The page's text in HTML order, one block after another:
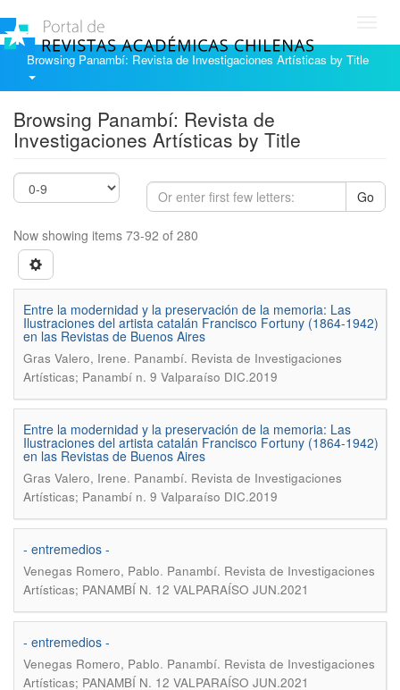
Browsing Panambí: Revista de Investigaciones Artísticas by Title
Browsing Panambí: Revista de
Investigaciones Artísticas by Title
Go
Now showing items 73-92 of 280
Entre la modernidad y la preservación de la memoria: Las
Ilustraciones del artista catalán Francisco Fortuny (1864-1942)
en las Revistas de Buenos Aires
Gras Valero, Irene. Panambí. Revista de Investigaciones
Artísticas; Panambí n. 9 Valparaíso DIC.2019
Entre la modernidad y la preservación de la memoria: Las
Ilustraciones del artista catalán Francisco Fortuny (1864-1942)
en las Revistas de Buenos Aires
Gras Valero, Irene. Panambí. Revista de Investigaciones
Artísticas; Panambí n. 9 Valparaíso DIC.2019
- entremedios -
Venegas Romero, Pablo. Panambí. Revista de Investigaciones
Artísticas; PANAMBÍ N. 12 VALPARAÍSO JUN.2021
- entremedios -
Venegas Romero, Pablo. Panambí. Revista de Investigaciones
Artísticas; PANAMBÍ N. 12 VALPARAÍSO JUN.2021